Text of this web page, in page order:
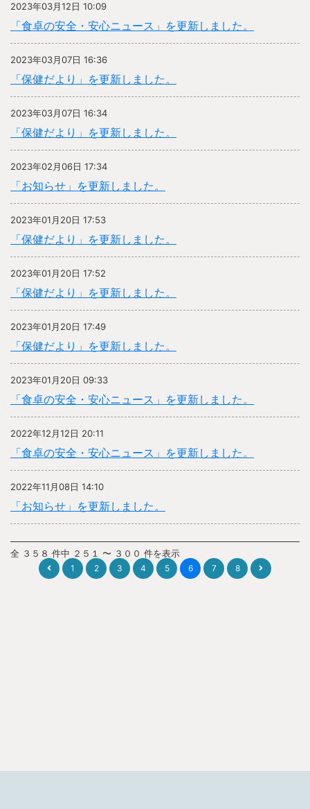
2023年03月12日 10:09
「食卓の安全・安心ニュース」を更新しました。
2023年03月07日 16:36
「保健だより」を更新しました。
2023年03月07日 16:34
「保健だより」を更新しました。
2023年02月06日 17:34
「お知らせ」を更新しました。
2023年01月20日 17:53
「保健だより」を更新しました。
2023年01月20日 17:52
「保健だより」を更新しました。
2023年01月20日 17:49
「保健だより」を更新しました。
2023年01月20日 09:33
「食卓の安全・安心ニュース」を更新しました。
2022年12月12日 20:11
「食卓の安全・安心ニュース」を更新しました。
2022年11月08日 14:10
「お知らせ」を更新しました。
全 ３５８ 件中 ２５１ 〜 ３００ 件を表示
1 2 3 4 5 6 7 8